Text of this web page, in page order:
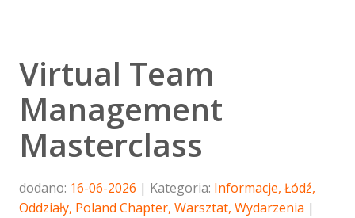
Virtual Team
Management
Masterclass
dodano: 16-06-2026 Kategoria: Informacje, Łódź,
Oddziały, Poland Chapter, Warsztat, Wydarzenia